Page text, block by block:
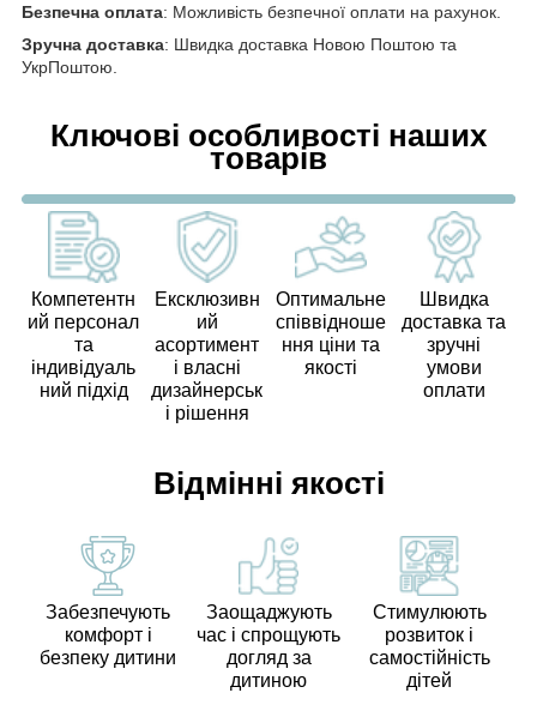
Безпечна оплата: Можливість безпечної оплати на рахунок.
Зручна доставка: Швидка доставка Новою Поштою та
УкрПоштою.
Ключові особливості наших
товарів
Компетентн
ий персонал
та
індивідуаль
ний підхід
Ексклюзивн
ий
асортимент
і власні
дизайнерськ
і рішення
Оптимальне
співвідноше
ння ціни та
якості
Швидка
доставка та
зручні
умови
оплати
Відмінні якості
Забезпечують
комфорт і
безпеку дитини
Заощаджують
час і спрощують
догляд за
дитиною
Стимулюють
розвиток і
самостійність
дітей